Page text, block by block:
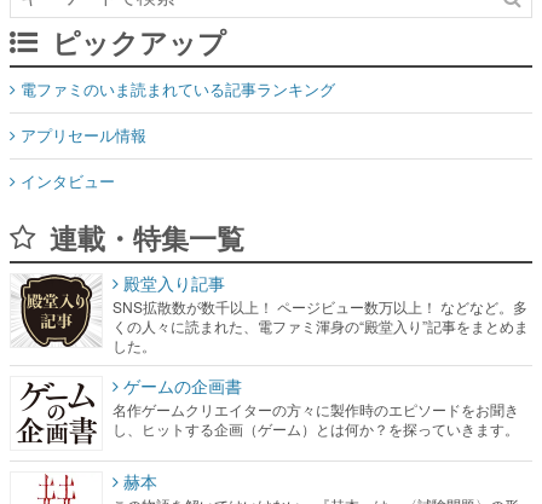
ピックアップ
電ファミのいま読まれている記事ランキング
アプリセール情報
インタビュー
連載・特集一覧
殿堂入り記事
SNS拡散数が数千以上！ ページビュー数万以上！ などなど。多
くの人々に読まれた、電ファミ渾身の“殿堂入り”記事をまとめま
した。
ゲームの企画書
名作ゲームクリエイターの方々に製作時のエピソードをお聞き
し、ヒットする企画（ゲーム）とは何か？を探っていきます。
赫本